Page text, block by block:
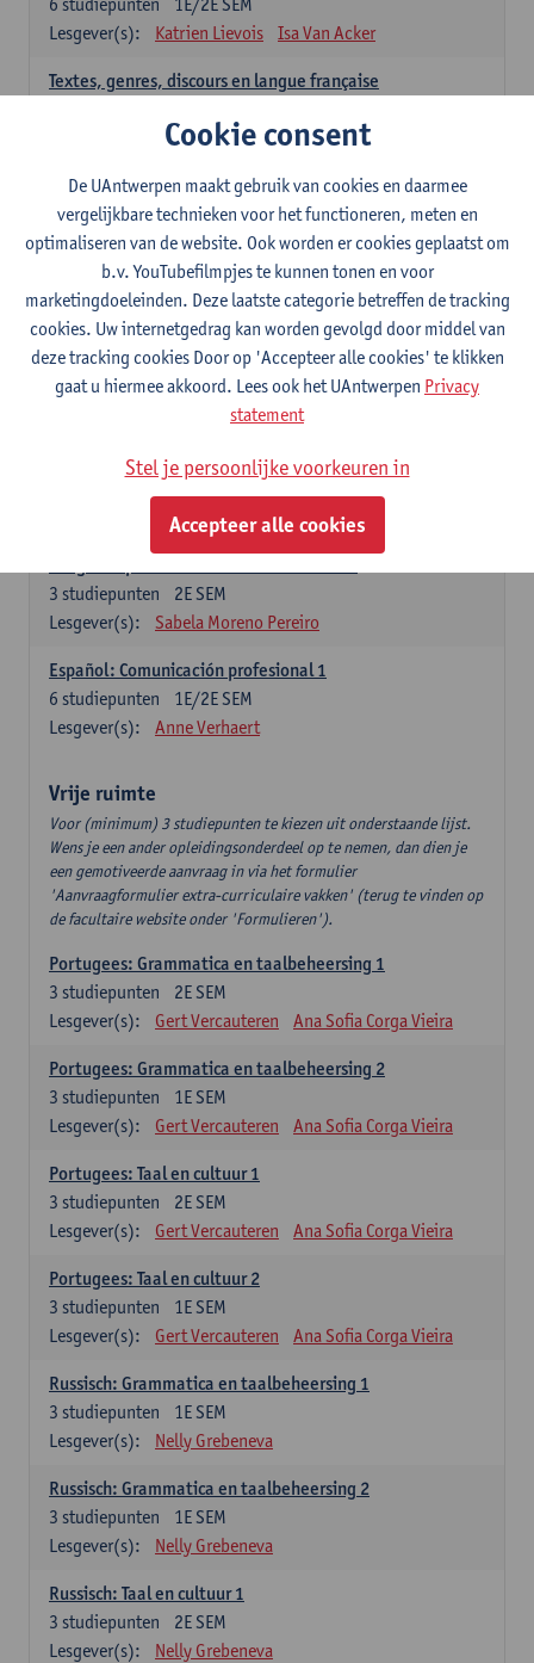
Lesgever(s):
Katrien Lievois Isa Van Acker
Textes, genres, discours en langue française
Kris Peeters
Spaans: verplichte opleidingsonderdelen
Gramática española 1
1E SEM
studiepunten
Lesgever(s):
Anne Verhaert
Gramática española 2
2E SEM
3studiepunten
Anne Verhaert
Lengua española: Destrezas básicas
Sabela Moreno Pereiro
2E SEM
3 studiepunten
Lesgever(s):
Sabela Moreno Pereiro
Español: Comunicación profesional 1
1E/2E SEM
6 studiepunten
Lesgever(s):
Anne Verhaert
Vrije ruimte
Voor (minimum) 3 studiepunten te kiezen uit onderstaande lijst.
Wens je een ander opleidingsonderdeel op te nemen, dan dien je
een gemotiveerde aanvraag in via het formulier
'Aanvraagformulier extra-curriculaire vakken' (terug te vinden op
de facultaire website onder 'Formulieren').
Portugees: Grammatica en taalbeheersing 1
2E SEM
3 studiepunten
Lesgever(s):
Gert Vercauteren Ana Sofia Corga Vieira
Portugees: Grammatica en taalbeheersing 2
1E SEM
3 studiepunten
Lesgever(s):
Gert Vercauteren Ana Sofia Corga Vieira
Portugees: Taal en cultuur 1
2E SEM
3 studiepunten
Lesgever(s):
Gert Vercauteren Ana Sofia Corga Vieira
Portugees: Taal en cultuur 2
1E SEM
3 studiepunten
Lesgever(s):
Gert Vercauteren Ana Sofia Corga Vieira
Russisch: Grammatica en taalbeheersing 1
1E SEM
3 studiepunten
Lesgever(s):
Nelly Grebeneva
Russisch: Grammatica en taalbeheersing 2
1E SEM
3 studiepunten
Lesgever(s):
Nelly Grebeneva
Russisch: Taal en cultuur 1
2E SEM
3 studiepunten
Lesgever(s):
Nelly Grebeneva
Cookie consent
De UAntwerpen maakt gebruik van cookies en daarmee
vergelijkbare technieken voor het functioneren, meten en
optimaliseren van de website. Ook worden er cookies geplaatst om
b.v. YouTubefilmpjes te kunnen tonen en voor
marketingdoeleinden. Deze laatste categorie betreffen de tracking
cookies. Uw internetgedrag kan worden gevolgd door middel van
deze tracking cookies Door op 'Accepteer alle cookies' te klikken
gaat u hiermee akkoord. Lees ook het UAntwerpen Privacy
statement
Stel je persoonlijke voorkeuren in
Accepteer alle cookies